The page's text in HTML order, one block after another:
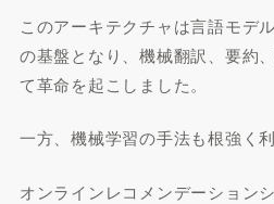
このアーキテクチャは言語モデ
の基盤となり、機械翻訳、要約
て革命を起こしました。
一方、機械学習の手法も根強く
オンラインレコメンデーション